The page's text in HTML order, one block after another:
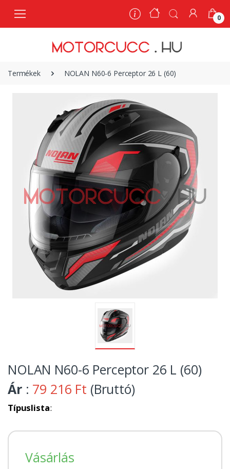
0
Termékek NOLAN N60-6 Perceptor 26 L (60)
NOLAN N60-6 Perceptor 26 L (60)
Ár : 79 216 Ft (Bruttó)
Típuslista:
Vásárlás
0